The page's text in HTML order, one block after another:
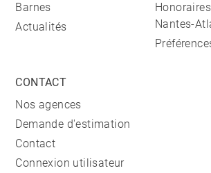
Barnes
Actualités
Nantes-
CONTACT
Nos agences
Demande d'estimation
Contact
Connexion utilisateur